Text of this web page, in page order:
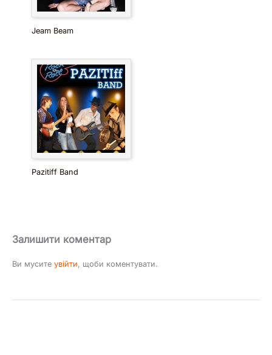
Jeam Beam
Pazitiff Band
Залишити коментар
Ви мусите увійти, щоби коментувати.